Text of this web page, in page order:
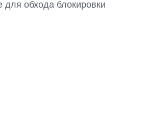
обхода блокировки